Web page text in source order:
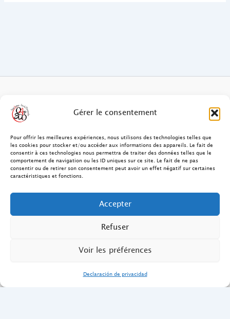
Gérer le consentement
Pour offrir les meilleures expériences, nous utilisons des technologies telles que
les cookies pour stocker et/ou accéder aux informations des appareils. Le fait de
consentir à ces technologies nous permettra de traiter des données telles que le
comportement de navigation ou les ID uniques sur ce site. Le fait de ne pas
consentir ou de retirer son consentement peut avoir un effet négatif sur certaines
caractéristiques et fonctions.
Accepter
Refuser
Voir les préférences
Declaración de privacidad
Contact
FAQ Ostéopathie Humaine
Mentions Légales